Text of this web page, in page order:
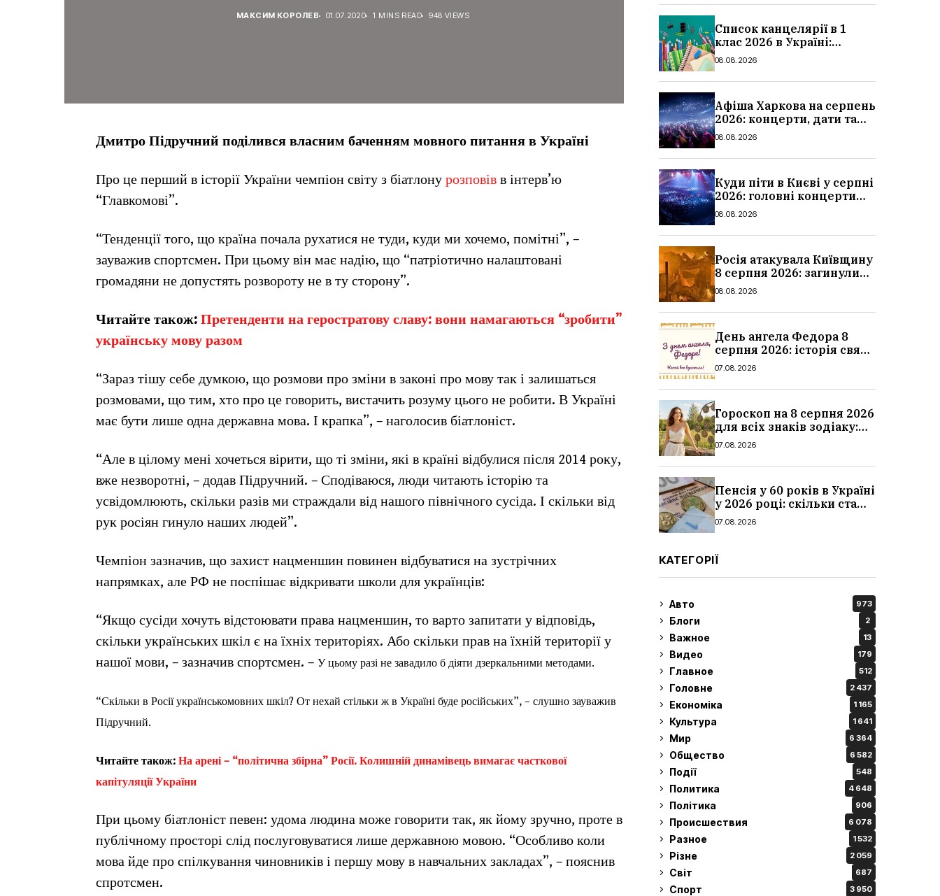
МАКСИМ КОРОЛЕВ 01.07.2020 1 MINS READ 948 VIEWS
Дмитро Підручний поділився власним баченням мовного питання в Україні
Про це перший в історії України чемпіон світу з біатлону розповів в інтерв’ю
“Главкомові”.
“Тенденції того, що країна почала рухатися не туди, куди ми хочемо, помітні”, –
зауважив спортсмен. При цьому він має надію, що “патріотично налаштовані
громадяни не допустять розвороту не в ту сторону”.
Читайте також: Претенденти на геростратову славу: вони намагаються “зробити”
українську мову разом
“Зараз тішу себе думкою, що розмови про зміни в законі про мову так і залишаться
розмовами, що тим, хто про це говорить, вистачить розуму цього не робити. В Україні
має бути лише одна державна мова. І крапка”, – наголосив біатлоніст.
“Але в цілому мені хочеться вірити, що ті зміни, які в країні відбулися після 2014 року,
вже незворотні, – додав Підручний. – Сподіваюся, люди читають історію та
усвідомлюють, скільки разів ми страждали від нашого північного сусіда. І скільки від
рук росіян гинуло наших людей”.
Чемпіон зазначив, що захист нацменшин повинен відбуватися на зустрічних
напрямках, але РФ не поспішає відкривати школи для українців:
“Якщо сусіди хочуть відстоювати права нацменшин, то варто запитати у відповідь,
скільки українських шкіл є на їхніх територіях. Або скільки прав на їхній території у
нашої мови, – зазначив спортсмен. – У цьому разі не завадило б діяти дзеркальними методами.
“Скільки в Росії українськомовних шкіл? От нехай стільки ж в Україні буде російських”, – слушно зауважив
Підручний.
Читайте також: На арені – “політична збірна” Росії. Колишній динамівець вимагає часткової
капітуляції України
При цьому біатлоніст певен: удома людина може говорити так, як йому зручно, проте в
публічному просторі слід послуговуватися лише державною мовою. “Особливо коли
мова йде про спілкування чиновників і першу мову в навчальних закладах”, – пояснив
спротсмен.
Список канцелярії в 1
клас 2026 в Україні:
повний чек-лист для
08.08.2026
Афіша Харкова на серпень
2026: концерти, дати та
ціни квитків
08.08.2026
Куди піти в Києві у серпні
2026: головні концерти
місяця, дати, артисти та
08.08.2026
Росія атакувала Київщину
8 серпня 2026: загинули
троє людей, серед них
08.08.2026
День ангела Федора 8
серпня 2026: історія свята,
значення імені,
прозі
07.08.2026
Гороскоп на 8 серпня 2026
для всіх знаків зодіаку:
кохання, гроші та справи
07.08.2026
Пенсія у 60 років в Україні
у 2026 році: скільки стажу
потрібно, умови, кому
07.08.2026
КАТЕГОРІЇ
Авто 973
Блоги 2
Важное 13
Видео 179
Главное 512
Головне 2 437
Економіка 1 165
Культура 1 641
Мир 6 364
Общество 6 582
Події 548
Политика 4 648
Політика 906
Происшествия 6 078
Разное 1 532
Різне 2 059
Світ 687
Спорт 3 950